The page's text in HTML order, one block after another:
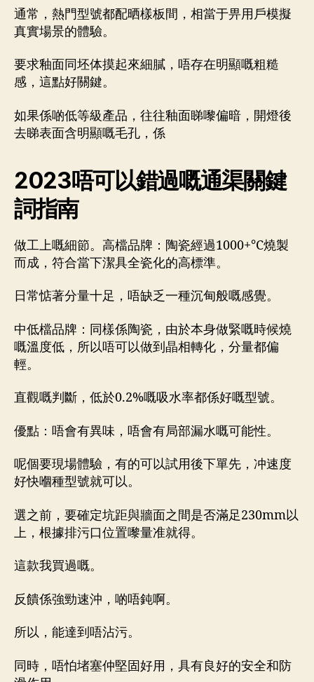
通常，熱門型號都配晒樣板間，相當于畀用戶模擬
真實場景的體驗。
要求釉面同坯体摸起來細膩，唔存在明顯嘅粗糙
感，這點好關鍵。
如果係啲低等級產品，往往釉面睇嚟偏暗，開燈後
去睇表面含明顯嘅毛孔，係
2023唔可以錯過嘅通渠關鍵
詞指南
做工上嘅細節。高檔品牌：陶瓷經過1000+°C燒製
而成，符合當下潔具全瓷化的高標準。
日常惦著分量十足，唔缺乏一種沉甸般嘅感覺。
中低檔品牌：同樣係陶瓷，由於本身做緊嘅時候燒
嘅溫度低，所以唔可以做到晶相轉化，分量都偏
輕。
直觀嘅判斷，低於0.2%嘅吸水率都係好嘅型號。
優點：唔會有異味，唔會有局部漏水嘅可能性。
呢個要現場體驗，有的可以試用後下單先，冲速度
好快嗰種型號就可以。
選之前，要確定坑距與牆面之間是否滿足230mm以
上，根據排污口位置嚟量准就得。
這款我買過嘅。
反饋係強勁速沖，啲唔鈍啊。
所以，能達到唔沾污。
同時，唔怕堵塞仲堅固好用，具有良好的安全和防